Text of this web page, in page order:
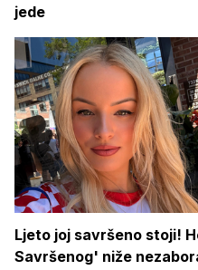
jede
Ljeto joj savršeno stoji!
Savršenog' niže